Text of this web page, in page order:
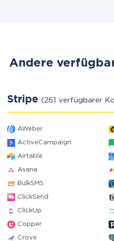
Andere
Stripe (261 verfügbarer
AWeber
ActiveCampaign
Airtable
Asana
BulkSMS
ClickSend
ClickUp
Copper
Crove